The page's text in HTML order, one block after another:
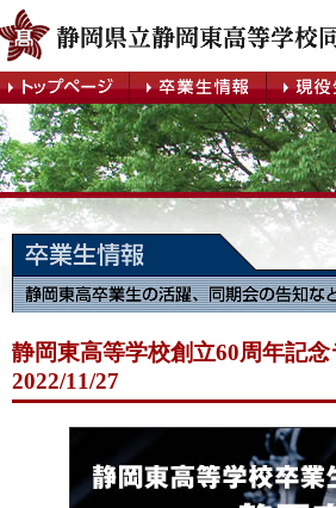
静岡東高等学校創立60周年記
2022/11/27